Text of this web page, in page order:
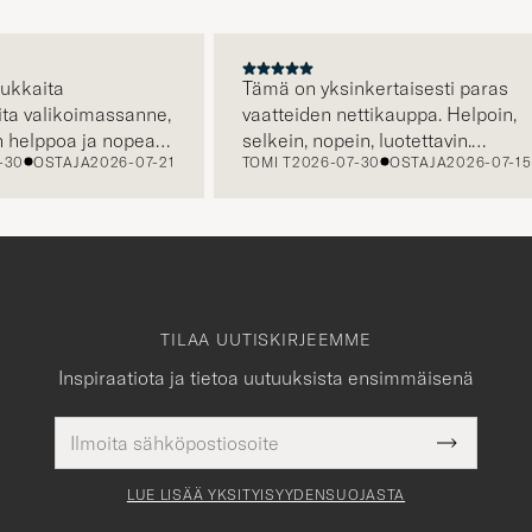
ja nopeaa,
saa
2026-07-21
Tämä on yksinkertaisesti paras
vaatteiden nettikauppa. Helpoin,
selkein, nopein, luotettavin.
Erityisen hienoa että kuljetus on
myös huikeasta valikoimasta.
TOMI T2026-07-30 OSTAJA2026-07-15
TILAA UUTISKIRJEEMME
Inspiraatiota ja tietoa uutuuksista ensimmäisenä
Pakollinen
tieto
Submit
Newsletter
LUE LISÄÄ YKSITYISYYDENSUOJASTA